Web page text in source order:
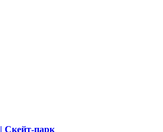
| Скейт-парк